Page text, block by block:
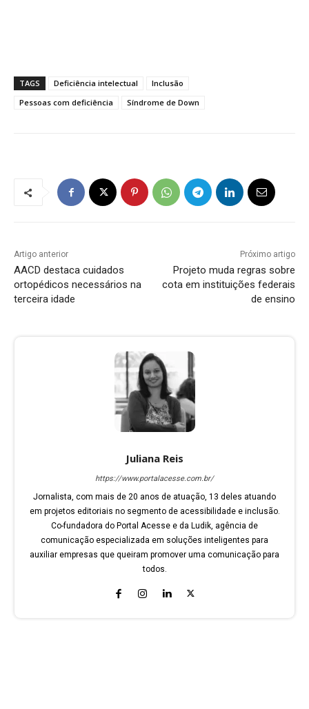
TAGS Deficiência intelectual
Inclusão
Pessoas com deficiência
Síndrome de Down
Artigo anterior
AACD destaca cuidados
ortopédicos necessários na
terceira idade
Próximo artigo
Projeto muda regras sobre
cota em instituições federais
de ensino
Juliana Reis
https://www.portalacesse.com.br/
Jornalista, com mais de 20 anos de atuação, 13 deles atuando
em projetos editoriais no segmento de acessibilidade e inclusão.
Co-fundadora do Portal Acesse e da Ludik, agência de
comunicação especializada em soluções inteligentes para
auxiliar empresas que queiram promover uma comunicação para
todos.